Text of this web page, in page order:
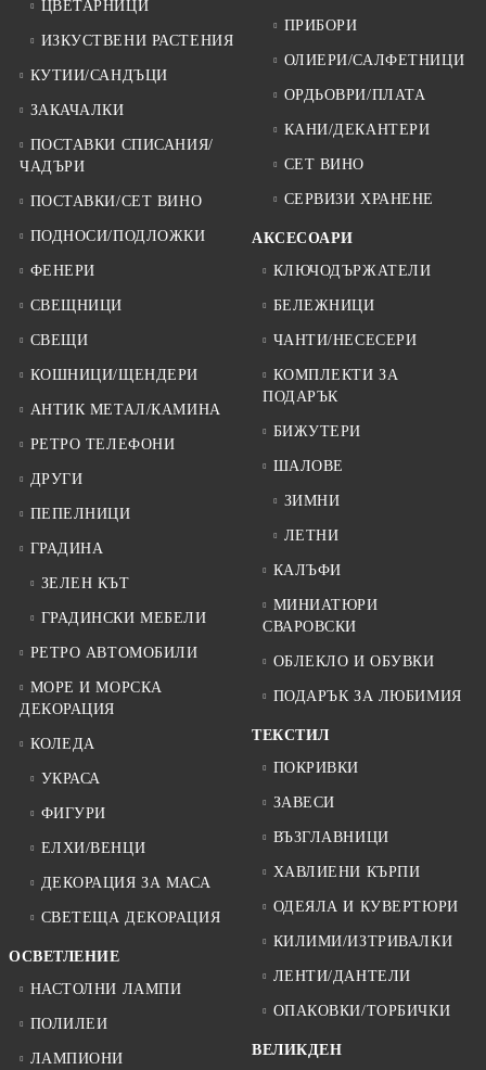
ЦВЕТАРНИЦИ
ИЗКУСТВЕНИ РАСТЕНИЯ
КУТИИ/САНДЪЦИ
ЗАКАЧАЛКИ
ПОСТАВКИ СПИСАНИЯ/
ЧАДЪРИ
ПОСТАВКИ/СЕТ ВИНО
ПОДНОСИ/ПОДЛОЖКИ
ФЕНЕРИ
СВЕЩНИЦИ
СВЕЩИ
КОШНИЦИ/ЩЕНДЕРИ
АНТИК МЕТАЛ/КАМИНА
РЕТРО ТЕЛЕФОНИ
ДРУГИ
ПЕПЕЛНИЦИ
ГРАДИНА
ЗЕЛЕН КЪТ
ГРАДИНСКИ МЕБЕЛИ
РЕТРО АВТОМОБИЛИ
МОРЕ И МОРСКА
ДЕКОРАЦИЯ
КОЛЕДА
УКРАСА
ФИГУРИ
ЕЛХИ/ВЕНЦИ
ДЕКОРАЦИЯ ЗА МАСА
СВЕТЕЩА ДЕКОРАЦИЯ
ОСВЕТЛЕНИЕ
НАСТОЛНИ ЛАМПИ
ПОЛИЛЕИ
ЛАМПИОНИ
ПРИБОРИ
ОЛИЕРИ/САЛФЕТНИЦИ
ОРДЬОВРИ/ПЛАТА
КАНИ/ДЕКАНТЕРИ
СЕТ ВИНО
СЕРВИЗИ ХРАНЕНЕ
АКСЕСОАРИ
КЛЮЧОДЪРЖАТЕЛИ
БЕЛЕЖНИЦИ
ЧАНТИ/НЕСЕСЕРИ
КОМПЛЕКТИ ЗА
ПОДАРЪК
БИЖУТЕРИ
ШАЛОВЕ
ЗИМНИ
ЛЕТНИ
КАЛЪФИ
МИНИАТЮРИ
СВАРОВСКИ
ОБЛЕКЛО И ОБУВКИ
ПОДАРЪК ЗА ЛЮБИМИЯ
ТЕКСТИЛ
ПОКРИВКИ
ЗАВЕСИ
ВЪЗГЛАВНИЦИ
ХАВЛИЕНИ КЪРПИ
ОДЕЯЛА И КУВЕРТЮРИ
КИЛИМИ/ИЗТРИВАЛКИ
ЛЕНТИ/ДАНТЕЛИ
ОПАКОВКИ/ТОРБИЧКИ
ВЕЛИКДЕН